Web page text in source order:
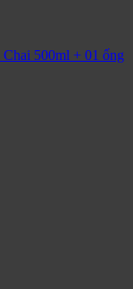
500ml + 01 ống